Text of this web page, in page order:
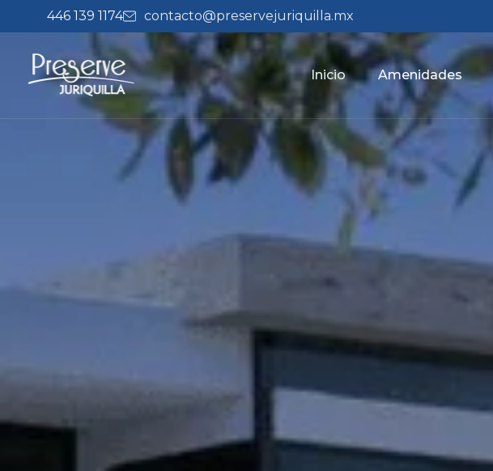
446 139 1174 contacto@preservejuriquilla.mx
Inicio Amenidades